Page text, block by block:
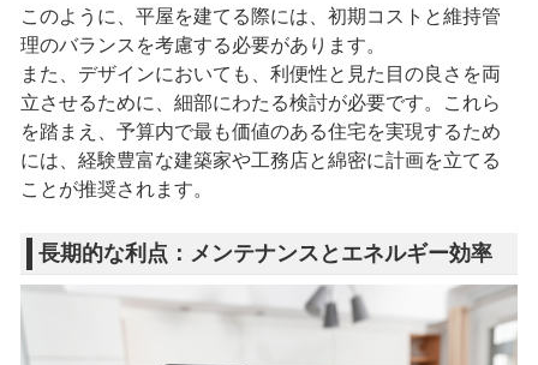
このように、平屋を建てる際には、初期コストと維持管
理のバランスを考慮する必要があります。
また、デザインにおいても、利便性と見た目の良さを両
立させるために、細部にわたる検討が必要です。これら
を踏まえ、予算内で最も価値のある住宅を実現するため
には、経験豊富な建築家や工務店と綿密に計画を立てる
ことが推奨されます。
長期的な利点：メンテナンスとエネルギー効率